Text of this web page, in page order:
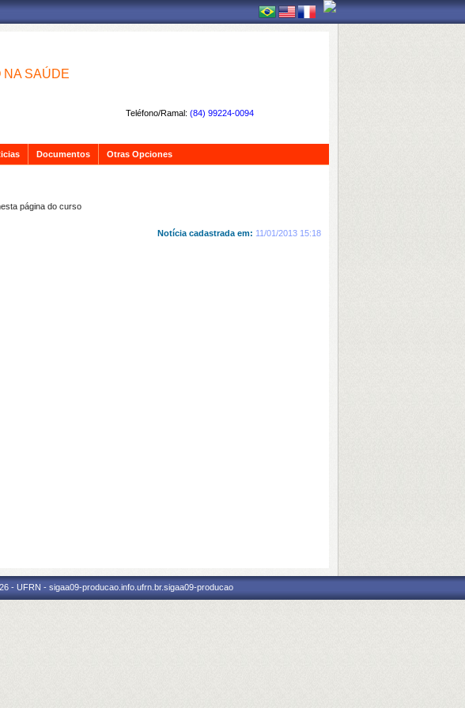
NA SAÚDE
Teléfono/Ramal: (84) 99224-0094
Documentos Otras Opciones
página do curso
Notícia cadastrada em: 11/01/2013 15:18
- UFRN - sigaa09-producao.info.ufrn.br.sigaa09-producao